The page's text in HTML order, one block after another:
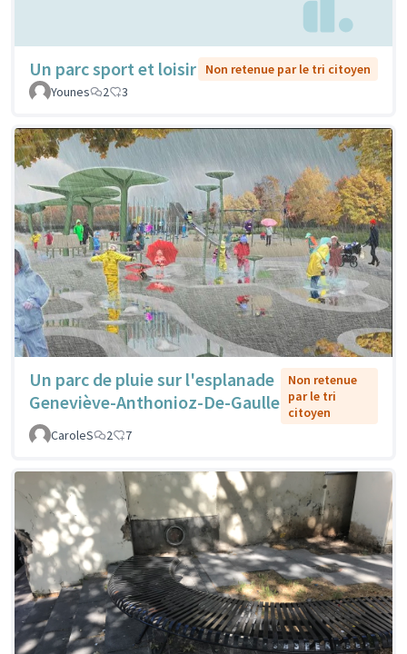
Un parc sport et loisir
Non retenue par le tri citoyen
Younes
2 3
Un parc de pluie sur l'esplanade
Geneviève-Anthonioz-De-Gaulle
Non retenue
par le tri
citoyen
CaroleS
2 7